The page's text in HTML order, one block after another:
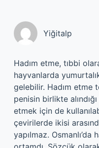
Yiğitalp
Hadım etme, tıbbi
hayvanlarda
gelebilir. Hadım etme
penisin birlikte
etmek için de
çevirilerde ikisi
yapılmaz.